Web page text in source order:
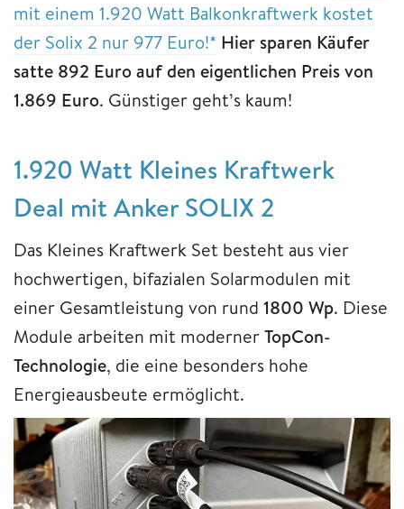
mit einem 1.920 Watt Balkonkraftwerk kostet
der Solix 2 nur 977 Euro!* Hier sparen Käufer
satte 892 Euro auf den eigentlichen Preis von
1.869 Euro. Günstiger geht’s kaum!
1.920 Watt Kleines Kraftwerk
Deal mit Anker SOLIX 2
Das Kleines Kraftwerk Set besteht aus vier
hochwertigen, bifazialen Solarmodulen mit
einer Gesamtleistung von rund 1800 Wp. Diese
Module arbeiten mit modernerTopCon-
Technologie, die eine besonders hohe
Energieausbeute ermöglicht.